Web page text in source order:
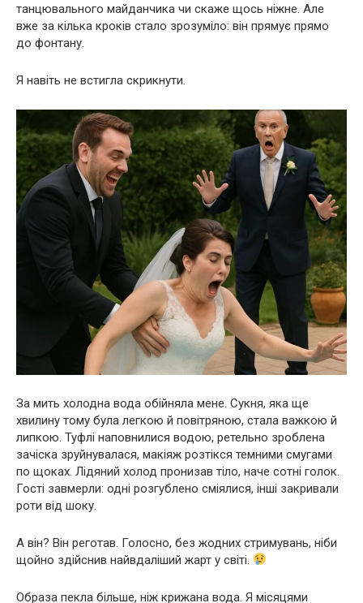
танцювального майданчика чи скаже щось ніжне. Але
вже за кілька кроків стало зрозуміло: він прямує прямо
до фонтану.
Я навіть не встигла скрикнути.
За мить холодна вода обійняла мене. Сукня, яка ще
хвилину тому була легкою й повітряною, стала важкою й
липкою. Туфлі наповнилися водою, ретельно зроблена
зачіска зруйнувалася, макіяж розтікся темними смугами
по щоках. Лідяний холод пронизав тіло, наче сотні голок.
Гості завмерли: одні розгублено сміялися, інші закривали
роти від шоку.
А він? Він реготав. Голосно, без жодних стримувань, ніби
щойно здійснив найвдаліший жарт у світі.
Образа пекла більше, ніж крижана вода. Я місяцями